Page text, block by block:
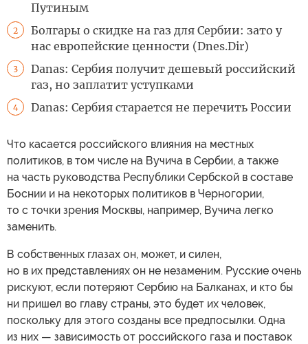
Путиным
2
Болгары о скидке на газ для Сербии: зато у
нас европейские ценности (Dnes.Dir)
3
Danas: Сербия получит дешевый российский
газ, но заплатит уступками
4 Danas: Сербия старается не перечить России
Что касается российского влияния на местных
политиков, в том числе на Вучича в Сербии, а также
на часть руководства Республики Сербской в составе
Боснии и на некоторых политиков в Черногории,
то с точки зрения Москвы, например, Вучича легко
заменить.
В собственных глазах он, может, и силен,
но в их представлениях он не незаменим. Русские очень
рискуют, если потеряют Сербию на Балканах, и кто бы
ни пришел во главу страны, это будет их человек,
поскольку для этого созданы все предпосылки. Одна
из них — зависимость от российского газа и поставок